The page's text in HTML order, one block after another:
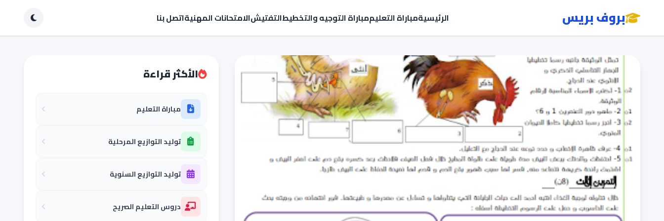
بروف بريس الرئيسيةمباراة التعليممباراة التوجيه والتخطيطالتفتيشالامتحانات المهنيةاتصل بنا
الأكثر قراءة
مباراة التعليم
توليد التوازيع المرحلية
توليد التوازيع السنوية
دروس التعليم الصريح